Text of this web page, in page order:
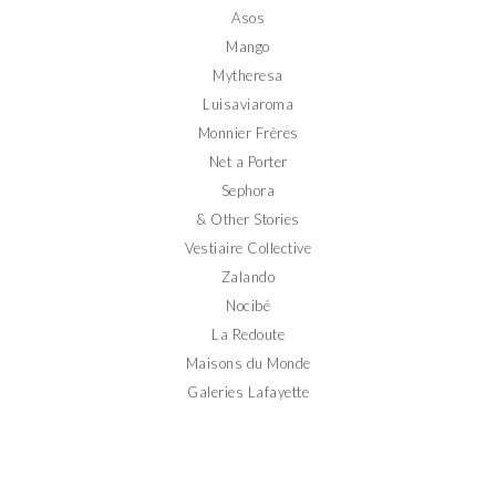
Asos
Mango
Mytheresa
Luisaviaroma
Monnier Frères
Net a Porter
Sephora
& Other Stories
Vestiaire Collective
Zalando
Nocibé
La Redoute
Maisons du Monde
Galeries Lafayette